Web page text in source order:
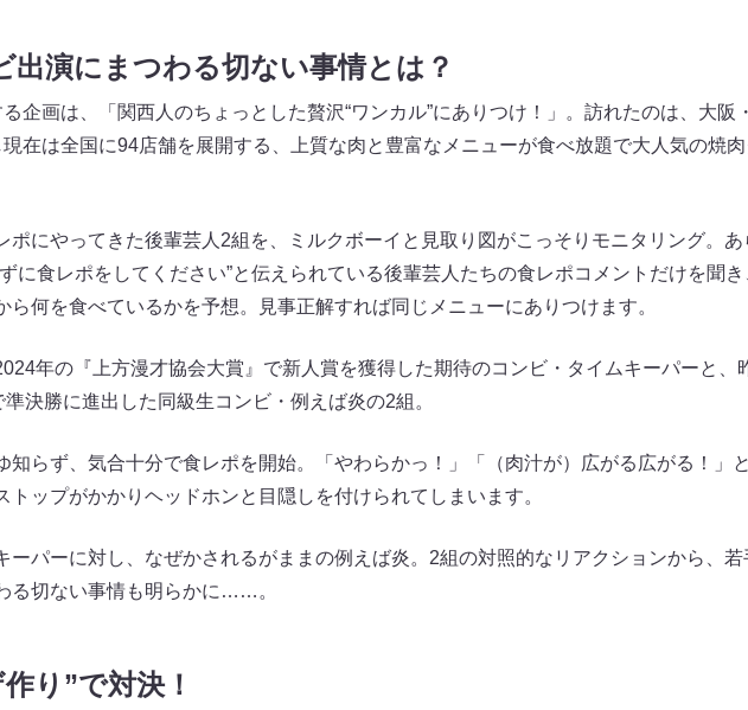
出演にまつわる切ない事情とは？
企画は、「関西人のちょっとした贅沢“ワンカル”にありつけ！」。訪れたのは、大阪・
在は全国に94店舗を展開する、上質な肉と豊富なメニューが食べ放題で大人気の焼
ポにやってきた後輩芸人2組を、ミルクボーイと見取り図がこっそりモニタリング。あ
に食レポをしてください”と伝えられている後輩芸人たちの食レポコメントだけを聞き
ら何を食べているかを予想。見事正解すれば同じメニューにありつけます。
年の『上方漫才協会大賞』で新人賞を獲得した期待のコンビ・タイムキーパーと、
決勝に進出した同級生コンビ・例えば炎の2組。
知らず、気合十分で食レポを開始。「やわらかっ！」「（肉汁が）広がる広がる！」
トップがかかりヘッドホンと目隠しを付けられてしまいます。
ーパーに対し、なぜかされるがままの例えば炎。2組の対照的なリアクションから、若
る切ない事情も明らかに……。
り”で対決！